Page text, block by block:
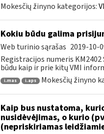
Mokesčių žinyno kategorijos:
Kokiu būdu galima
Web turinio sąrašas 2019-10-
Registracijos numeris
būdu kaip ir prie kitų VMI
i.mas i.aps Mokesčių žinyno
Kaip bus nustatoma,
nusidėvėjimas, o kurio
(nepriskiriamas